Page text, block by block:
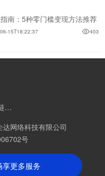
南：5种零门槛变现方法推荐
15T18:22:37 403
更多服务
平台介绍：企谈商务资源对接平台是链接资源人脉与客户的平台,也是地推app接任务平台、地推拉新团队接单平台。平台汇聚100W+商务资源，地推拉新、APP推广、BD异业合作等业务可免费发布。同时全国的地推团队和个人都可在地推接单平台找到赚钱项目和分享交流地推问题。
网络科技有限公司
号